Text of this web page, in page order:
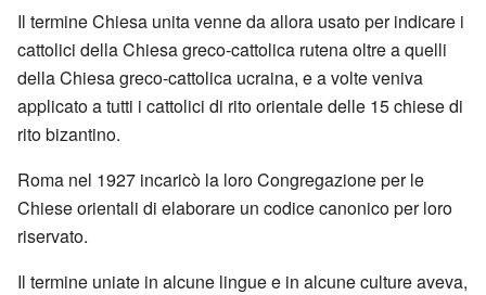
Il termine Chiesa unita venne da allora usato per indicare i
cattolici della Chiesa greco-cattolica rutena oltre a quelli
della Chiesa greco-cattolica ucraina, e a volte veniva
applicato a tutti i cattolici di rito orientale delle 15 chiese di
rito bizantino.
Roma nel 1927 incaricò la loro Congregazione per le
Chiese orientali di elaborare un codice canonico per loro
riservato.
Il termine uniate in alcune lingue e in alcune culture aveva,